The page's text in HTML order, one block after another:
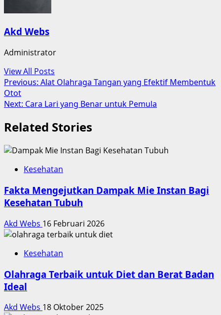
Akd Webs
Administrator
View All Posts
Post
navigation
Previous: Alat Olahraga Tangan yang Efektif Membentuk
Otot
Next: Cara Lari yang Benar untuk Pemula
Related Stories
Kesehatan
Fakta Mengejutkan Dampak Mie Instan Bagi
Kesehatan Tubuh
Akd Webs 16 Februari 2026
Kesehatan
Olahraga Terbaik untuk Diet dan Berat Badan
Ideal
Akd Webs 18 Oktober 2025